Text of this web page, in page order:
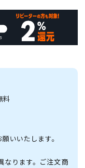
料
いいたします。
なります。ご注文商